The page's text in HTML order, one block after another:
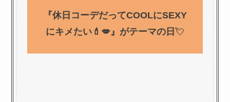
『休日コーデだってCOOLにSEXY
にキメたい💄💋』がテーマの日 💘